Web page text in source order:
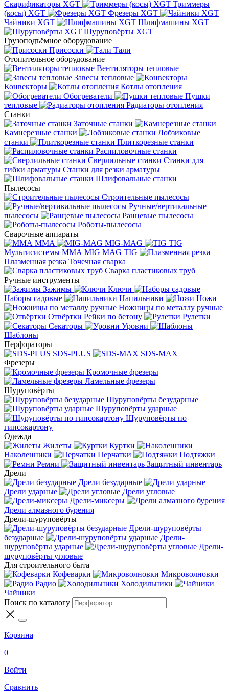
Скарификаторы XGT
Триммеры
(косы) XGT
Фрезеры XGT
Чайники XGT
Шлифмашины XGT
Шуруповёрты XGT
Грузоподъёмное оборудование
Присоски
Тали
Отопительное оборудование
Вентиляторы тепловые
Завесы тепловые
Конвекторы
Котлы отопления
Обогреватели
Пушки
тепловые
Радиаторы отопления
Станки
Заточные станки
Камнерезные станки
Лобзиковые
станки
Плиткорезные станки
Распиловочные станки
Сверлильные станки Станки для
гибки арматуры Станки для резки арматуры
Шлифовальные станки
Пылесосы
Строительные пылесосы
Ручные/вертикальные
пылесосы
Ранцевые пылесосы
Роботы-пылесосы
Сварочные аппараты
MMA
MIG-MAG
TIG
Мультисистемы ММА MIG MAG TIG
Плазменная резка Точечная сварка
Cварка пластиковых труб
Ручные инструменты
Зажимы
Ключи
Наборы садовые
Напильники
Ножи
Ножницы по металлу ручные
Отвёртки Рейки по бетону
Рулетки
Секаторы
Уровни
Шаблоны
Перфораторы
SDS-PLUS
SDS-MAX
Фрезеры
Кромочные фрезеры
Ламельные фрезеры
Шуруповёрты
Шуруповёрты безударные
Шуруповёрты ударные
Шуруповёрты по
гипсокартону
Одежда
Жилеты
Куртки
Наколенники
Перчатки
Подтяжки
Ремни
Защитный инвентарь
Дрели
Дрели безударные
Дрели ударные
Дрели угловые
Дрели-миксеры
Дрели алмазного бурения
Дрели-шуруповёрты
Дрели-шуруповёрты
безударные
Дрели-
шуруповёрты ударные
Дрели-
шуруповёрты угловые
Для строительного быта
Кофеварки
Микроволновки
Радио
Холодильники
Чайники
Поиск по каталогу
Корзина
0
Войти
Сравнить